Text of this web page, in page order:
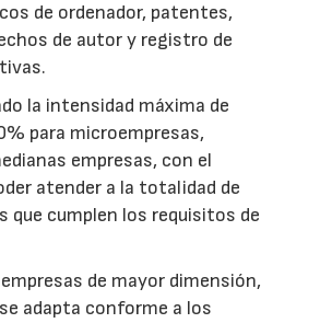
de ordenador, patentes,
de autor y registro de
la intensidad máxima de
para microempresas,
empresas, con el
atender a la totalidad de
que cumplen los requisitos de
de mayor dimensión,
adapta conforme a los